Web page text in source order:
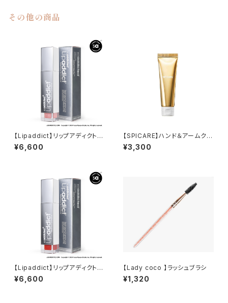
その他の商品
【Lipaddict】リップアディクト2
08ラズルダズル
¥6,600
【SPICARE】ハンド＆アームクリ
ーム
¥3,300
【Lipaddict】リップアディクト2
05セクシーセダクトレス
¥6,600
【Lady coco 】ラッシュブラシ
¥1,320